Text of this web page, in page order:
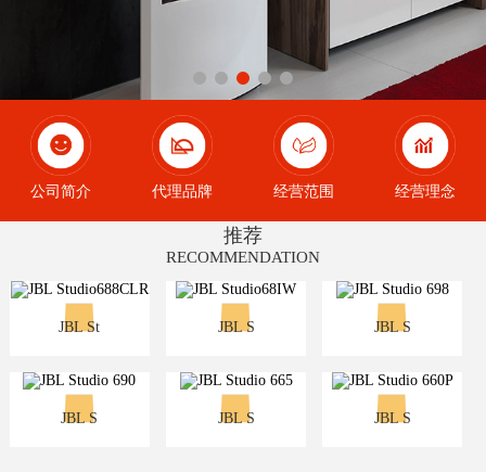
公司简介 代理品牌 经营范围 经营理念
推荐
RECOMMENDATION
JBL St JBL S JBL S
JBL S JBL S JBL S